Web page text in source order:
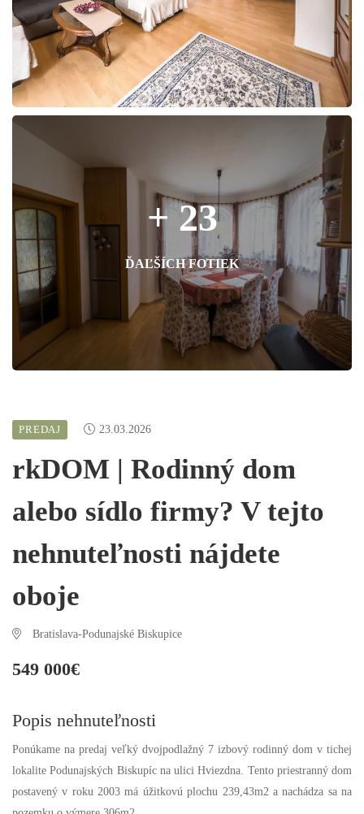
+ 23
ĎAĽŠÍCH FOTIEK
PREDAJ 23.03.2026
rkDOM | Rodinný dom
alebo sídlo firmy? V tejto
nehnuteľnosti nájdete
oboje
Bratislava-Podunajské Biskupice
549 000€
Popis nehnuteľnosti
Ponúkame na predaj veľký dvojpodlažný 7 izbový rodinný dom v tichej
lokalite Podunajských Biskupíc na ulici Hviezdna. Tento priestranný dom
postavený v roku 2003 má úžitkovú plochu 239,43m2 a nachádza sa na